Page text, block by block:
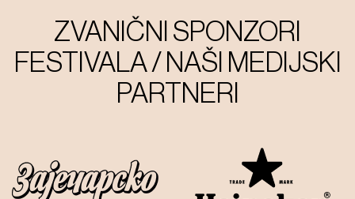
ZVANIČNI SPONZORI
FESTIVALA / NAŠI MEDIJSKI
PARTNERI